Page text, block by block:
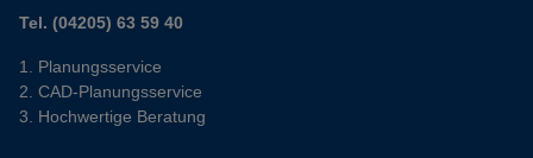
Tel. (04205) 63 59 40
Planungsservice
CAD-Planungsservice
Hochwertige Beratung